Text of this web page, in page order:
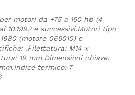
motori da +75 a 150 hp (4
10.1992 e successivi.Motori tipo
(motore 065010) e
.Filettatura: M14 x
19 mm.Dimensioni chiave:
Indice termico: 7